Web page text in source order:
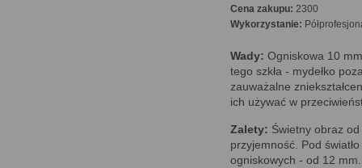
Cena zakupu: 2300
Wykorzystanie:
Wady: Ogniskowa 10
tego szkła - mydełko
zauważalne
ich używać w
Zalety: Świetny obraz
przyjemność. Pod
ogniskowych - od 12 mm.